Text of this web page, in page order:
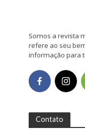
Somos a revista
refere ao seu
informação para
Contato